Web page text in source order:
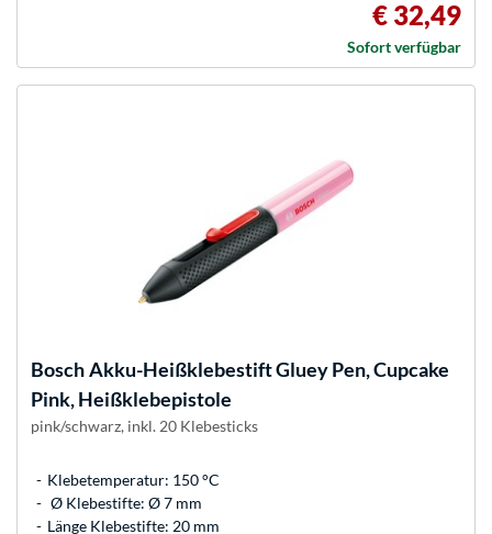
€ 32,49
Sofort verfügbar
BoschAkku-Heißklebestift Gluey Pen, Cupcake
Pink, Heißklebepistole
pink/schwarz, inkl. 20 Klebesticks
Klebetemperatur: 150 °C
Ø Klebestifte: Ø 7 mm
Länge Klebestifte: 20 mm